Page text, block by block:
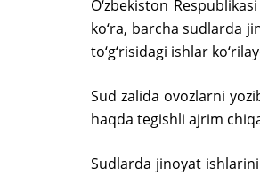
O‘zbekiston
ko‘ra, barcha sudlarda
to‘g‘risidagi ishlar
Sud zalida ovozlarni
haqda tegishli ajrim
Sudlarda jinoyat